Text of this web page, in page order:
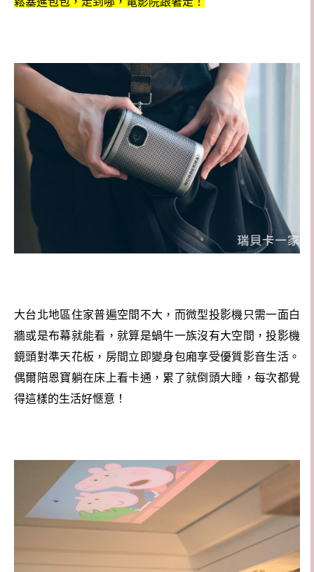
大台北地區住家普遍空間不大，而微型投影機只需一面白
牆或是布幕就能看，就算是蝸牛一族沒有大空間，投影機
鏡頭對準天花板，房間立即變身包廂享受優質影音生活。
偶爾陪恩寶躺在床上看卡通，累了就倒頭大睡，每次都覺
得這樣的生活好愜意！